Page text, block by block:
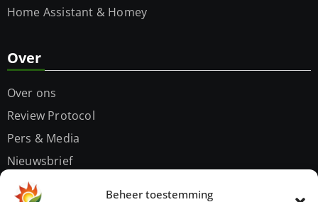
Beheer toestemming
Home Assistant & Homey
Over
Over ons
Review Protocol
Pers & Media
Nieuwsbrief
Contact